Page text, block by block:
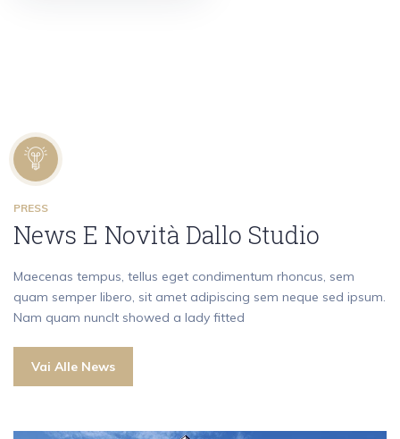
PRESS
News E Novità Dallo Studio
Maecenas tempus, tellus eget condimentum rhoncus, sem
quam semper libero, sit amet adipiscing sem neque sed ipsum.
Nam quam nuncIt showed a lady fitted
Vai Alle News